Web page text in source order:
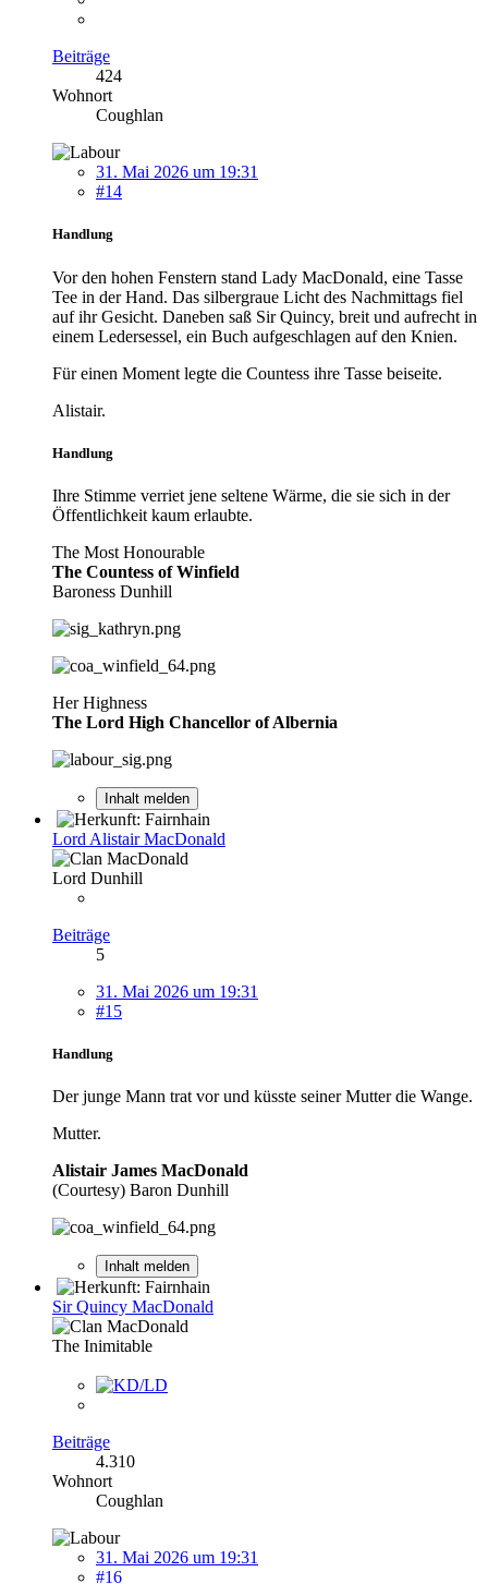
Beiträge
424
Wohnort
Coughlan
31. Mai 2026 um 19:31
#14
Handlung
Vor den hohen Fenstern stand Lady MacDonald, eine Tasse
Tee in der Hand. Das silbergraue Licht des Nachmittags fiel
auf ihr Gesicht. Daneben saß Sir Quincy, breit und aufrecht in
einem Ledersessel, ein Buch aufgeschlagen auf den Knien.
Für einen Moment legte die Countess ihre Tasse beiseite.
Alistair.
Handlung
Ihre Stimme verriet jene seltene Wärme, die sie sich in der
Öffentlichkeit kaum erlaubte.
The Most Honourable
The Countess of Winfield
Baroness Dunhill
Her Highness
The Lord High Chancellor of Albernia
Inhalt melden
Lord Alistair MacDonald
Lord Dunhill
Beiträge
5
31. Mai 2026 um 19:31
#15
Handlung
Der junge Mann trat vor und küsste seiner Mutter die Wange.
Mutter.
Alistair James MacDonald
(Courtesy) Baron Dunhill
Inhalt melden
Sir Quincy MacDonald
The Inimitable
Beiträge
4.310
Wohnort
Coughlan
31. Mai 2026 um 19:31
#16